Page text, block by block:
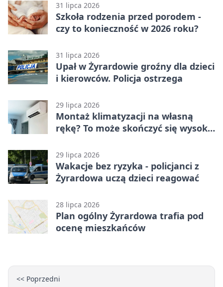
31 lipca 2026
Szkoła rodzenia przed porodem -
czy to konieczność w 2026 roku?
31 lipca 2026
Upał w Żyrardowie groźny dla dzieci
i kierowców. Policja ostrzega
29 lipca 2026
Montaż klimatyzacji na własną
rękę? To może skończyć się wysoką
29 lipca 2026
Wakacje bez ryzyka - policjanci z
Żyrardowa uczą dzieci reagować
28 lipca 2026
Plan ogólny Żyrardowa trafia pod
ocenę mieszkańców
<< Poprzedni